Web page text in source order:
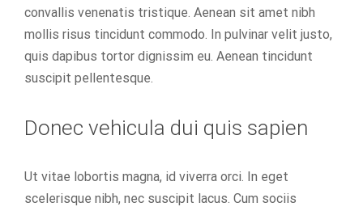
convallis venenatis tristique. Aenean sit amet nibh
mollis risus tincidunt commodo. In pulvinar velit justo,
quis dapibus tortor dignissim eu. Aenean tincidunt
suscipit pellentesque.
Donec vehicula dui quis sapien
Ut vitae lobortis magna, id viverra orci. In eget
scelerisque nibh, nec suscipit lacus. Cum sociis